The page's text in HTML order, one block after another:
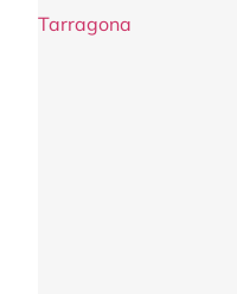
Tarragona